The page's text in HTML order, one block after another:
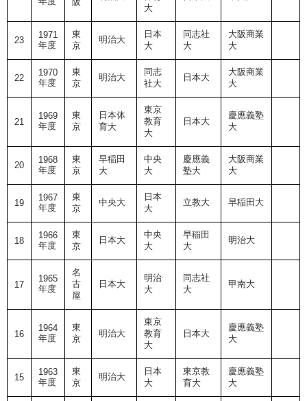
大
23
1971
年度
東
京
明治大
日本
大
同志社
大
大阪商業
大
22
1970
年度
東
京
明治大
同志
社大
日本大
大阪商業
大
21
1969
年度
東
京
日本体
育大
東京
教育
大
日本大
慶應義塾
大
20
1968
年度
東
京
早稲田
大
中央
大
慶應義
塾大
大阪商業
大
19
1967
年度
東
京
中央大
日本
大
立教大 早稲田大
18
1966
年度
東
京
日本大
中央
大
早稲田
大
明治大
17
1965
年度
名
古
屋
日本大
明治
大
同志社
大
甲南大
16
1964
年度
東
京
明治大
東京
教育
大
日本大
慶應義塾
大
15
1963
年度
東
京
明治大
日本
大
東京教
育大
慶應義塾
大